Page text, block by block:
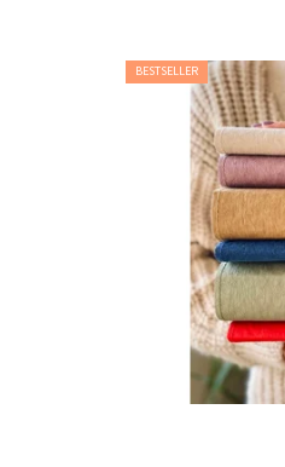
BESTSELLER